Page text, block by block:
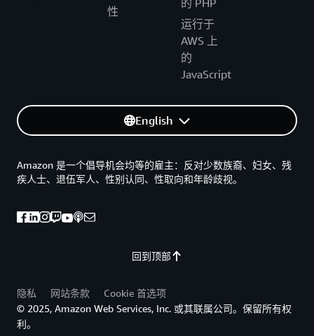
性
的 PHP
运行于
AWS 上
的
JavaScript
English
回到顶部
Amazon 是一个倡导机会均等的雇主：反对少数族裔、妇女、残
疾人士、退伍军人、性别认同、性取向和年龄歧视。
隐私 网站条款
Cookie 首选项
© 2025, Amazon Web Services, Inc. 或其联属公司。保留所有权
利。